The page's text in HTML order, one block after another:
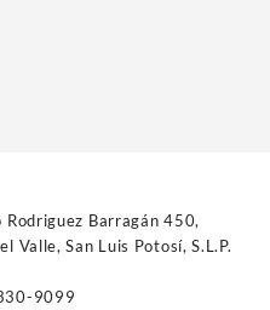
Rodriguez Barragán 450,
Valle, San Luis Potosí, S.L.P.
9099